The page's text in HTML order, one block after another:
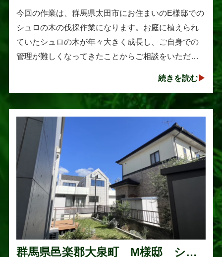
伐採作業
今回の作業は、群馬県太田市にお住まいのE様邸での
シュロの木の伐採作業になります。お庭に植えられ
ていたシュロの木が年々大きく成長し、ご自身での
管理が難しくなってきたことからご相談をいただき
続きを読む
群馬県邑楽郡大泉町 M様邸 シマ